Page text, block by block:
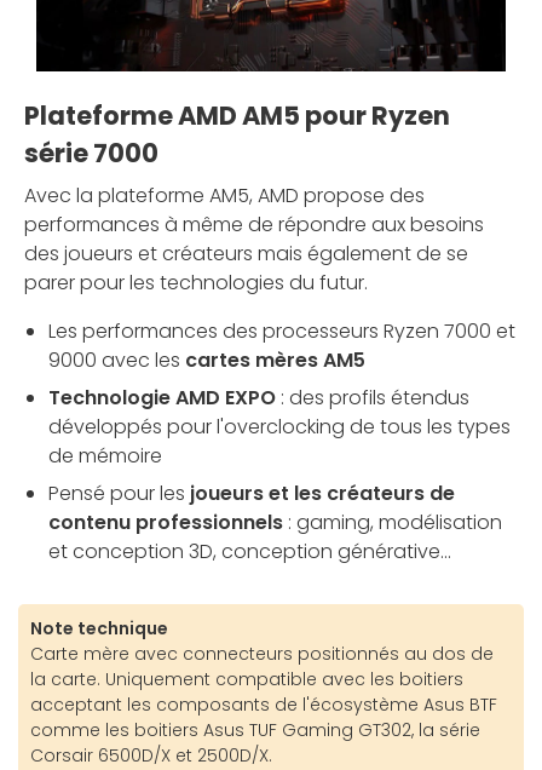
Plateforme AMD AM5 pour Ryzen
série 7000
Avec la plateforme AM5, AMD propose des
performances à même de répondre aux besoins
des joueurs et créateurs mais également de se
parer pour les technologies du futur.
Les performances des processeurs Ryzen 7000 et
9000 avec les cartes mères AM5
Technologie AMD EXPO : des profils étendus
développés pour l'overclocking de tous les types
de mémoire
Pensé pour les joueurs et les créateurs de
contenu professionnels : gaming, modélisation
et conception 3D, conception générative...
Note technique
Carte mère avec connecteurs positionnés au dos de
la carte. Uniquement compatible avec les boitiers
acceptant les composants de l'écosystème Asus BTF
comme les boitiers Asus TUF Gaming GT302, la série
Corsair 6500D/X et 2500D/X.